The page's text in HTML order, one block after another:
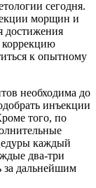
сегодня.
морщин и
достижения
коррекцию
к опытному
необходима до
инъекции
того, по
каждый
два-три
за дальнейшим